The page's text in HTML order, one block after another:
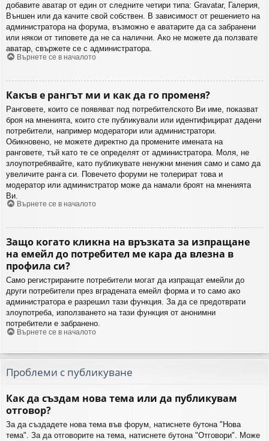
добавите аватар от един от следните четири типа: Gravatar, Галерия,
Външен или да качите свой собствен. В зависимост от решението на
администратора на форума, възможно е аватарите да са забранени
или някои от типовете да не са налични. Ако не можете да ползвате
аватар, свържете се с администратора.
Върнете се в началото
Какъв е рангът ми и как да го променя?
Ранговете, които се появяват под потребителското Ви име, показват
броя на мненията, които сте публикували или идентифицират дадени
потребители, например модератори или администратори.
Обикновено, не можете директно да промените имената на
ранговете, тъй като те се определят от администратора. Моля, не
злоупотребявайте, като публикувате ненужни мнения само и само да
увеличите ранга си. Повечето форуми не толерират това и
модератор или администратор може да намали броят на мненията
Ви.
Върнете се в началото
Защо когато кликна на връзката за изпращане
на емейл до потребител ме кара да влезна в
профила си?
Само регистрираните потребители могат да изпращат емейли до
други потребители през вградената емейл форма и то само ако
администратора е разрешил тази функция. За да се предотврати
злоупотреба, използването на тази функция от анонимни
потребители е забранено.
Върнете се в началото
Проблеми с публикуване
Как да създам нова тема или да публикувам
отговор?
За да създадете нова тема във форум, натиснете бутона "Нова
тема". За да отговорите на тема, натиснете бутона "Отговори". Може